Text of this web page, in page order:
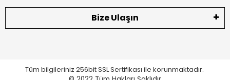
Bize Ulaşın
Tüm bilgileriniz 256bit SSL Sertifikası ile korunmaktadır.